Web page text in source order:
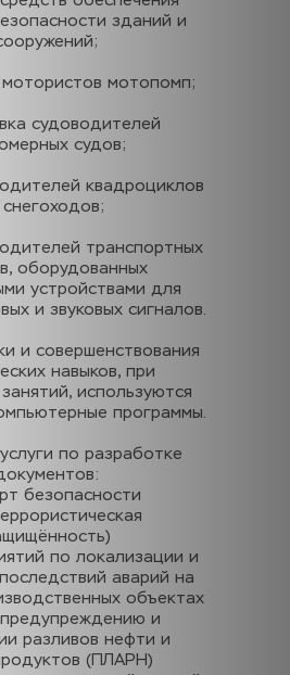
зданий и
мотопомп;
судоводителей
судов;
квадроциклов
транспортных
оборудованных
устройствами для
и звуковых сигналов.
и совершенствования
навыков, при
используются
программы.
по разработке
безопасности
по локализации и
аварий на
объектах
и
разливов нефти и
(ПЛАРН)